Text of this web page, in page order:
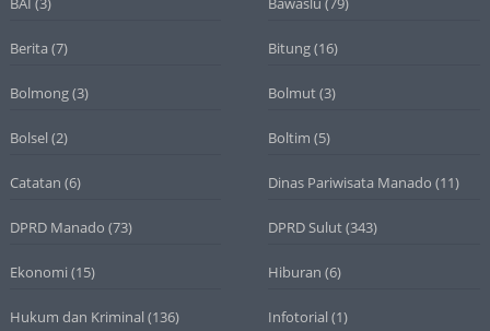
Berita (7) Bitung(16)
Bolmong(3) Bolmut(3)
Bolsel (2) Boltim (5)
Catatan (6) Dinas Pariwisata Manado (11)
DPRD Manado (73) DPRD Sulut(343)
Ekonomi (15) Hiburan (6)
Hukum dan Kriminal (136) Infotorial (1)